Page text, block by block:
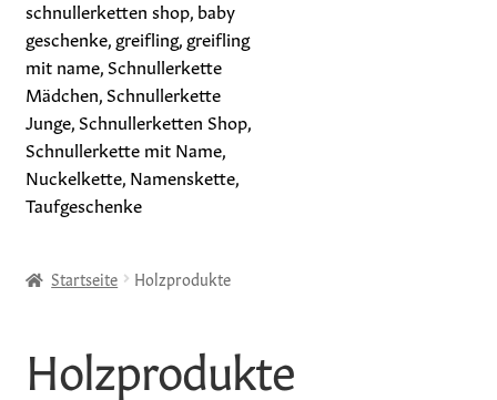
Schnullerketten
Startseite Holzprodukte
Holzprodukte